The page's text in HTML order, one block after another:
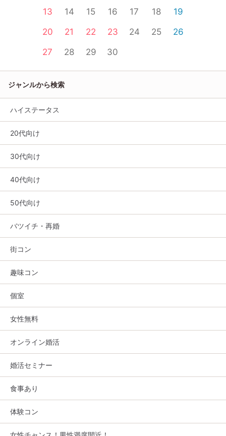
13
14 15 16 17 18
19
20
21 22 23 24 25
26
27
28 29 30
ジャンルから検索
ハイステータス
20代向け
30代向け
40代向け
50代向け
バツイチ・再婚
街コン
趣味コン
個室
女性無料
オンライン婚活
婚活セミナー
食事あり
体験コン